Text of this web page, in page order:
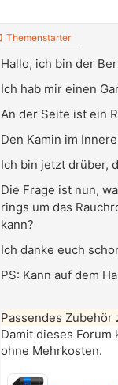
Themenstarter
Hallo, ich bin der
Ich hab mir einen
An der Seite ist ein
Den Kamin im
Ich bin jetzt drüber,
Die Frage ist nun,
rings um das
kann?
Ich danke euch
PS: Kann auf dem
Passendes Zubehör
Damit dieses
ohne Mehrkosten.